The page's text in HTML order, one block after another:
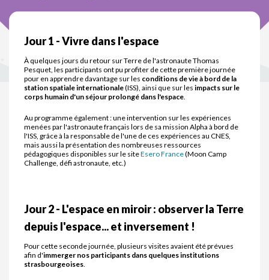
Jour 1 - Vivre dans l'espace
À quelques jours du retour sur Terre de l'astronaute Thomas
Pesquet, les participants ont pu profiter de cette première journée
pour en apprendre davantage sur les conditions de vie à bord de la
station spatiale internationale(ISS), ainsi que sur les impacts sur le
corps humain d'un séjour prolongé dans l'espace.
Au programme également : une intervention sur les expériences
menées par l'astronaute français lors de sa mission Alpha à bord de
l'ISS, grâce à la responsable de l'une de ces expériences au CNES,
mais aussi la présentation des nombreuses ressources
pédagogiques disponibles sur le siteEsero France(Moon Camp
Challenge, défi astronaute, etc.)
Jour 2 - L'espace en miroir : observer la Terre
depuis l'espace... et inversement !
Pour cette seconde journée, plusieurs visites avaient été prévues
afin d'immerger nos participants dans quelques institutions
strasbourgeoises.